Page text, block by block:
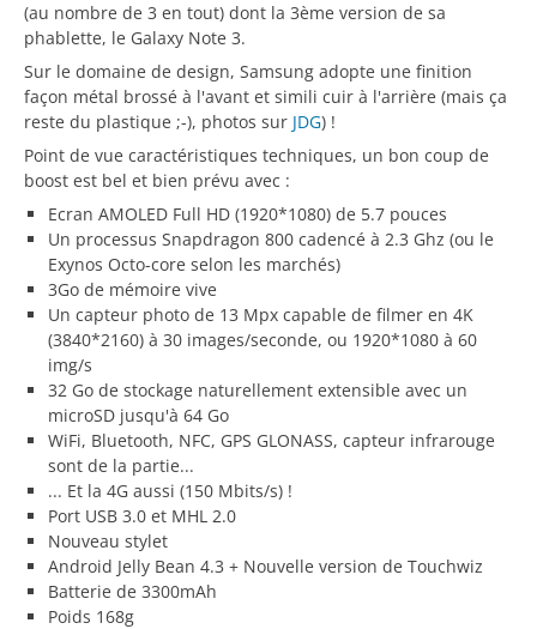
(au nombre de 3 en tout) dont la 3ème version de sa
phablette, le Galaxy Note 3.
Sur le domaine de design, Samsung adopte une finition
façon métal brossé à l'avant et simili cuir à l'arrière (mais ça
reste du plastique ;-), photos sur JDG) !
Point de vue caractéristiques techniques, un bon coup de
boost est bel et bien prévu avec :
Ecran AMOLED Full HD (1920*1080) de 5.7 pouces
Un processus Snapdragon 800 cadencé à 2.3 Ghz (ou le
Exynos Octo-core selon les marchés)
3Go de mémoire vive
Un capteur photo de 13 Mpx capable de filmer en 4K
(3840*2160) à 30 images/seconde, ou 1920*1080 à 60
img/s
32 Go de stockage naturellement extensible avec un
microSD jusqu'à 64 Go
WiFi, Bluetooth, NFC, GPS GLONASS, capteur infrarouge
sont de la partie...
... Et la 4G aussi (150 Mbits/s) !
Port USB 3.0 et MHL 2.0
Nouveau stylet
Android Jelly Bean 4.3 + Nouvelle version de Touchwiz
Batterie de 3300mAh
Poids 168g